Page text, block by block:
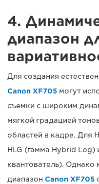
4.
диапазон
Для создания
Canon XF705 могут
съемки с широким
мягкой градацией
областей в кадре. Для
HLG (гамма Hybrid Log)
квантователь). Однако
диапазон Canon XF705